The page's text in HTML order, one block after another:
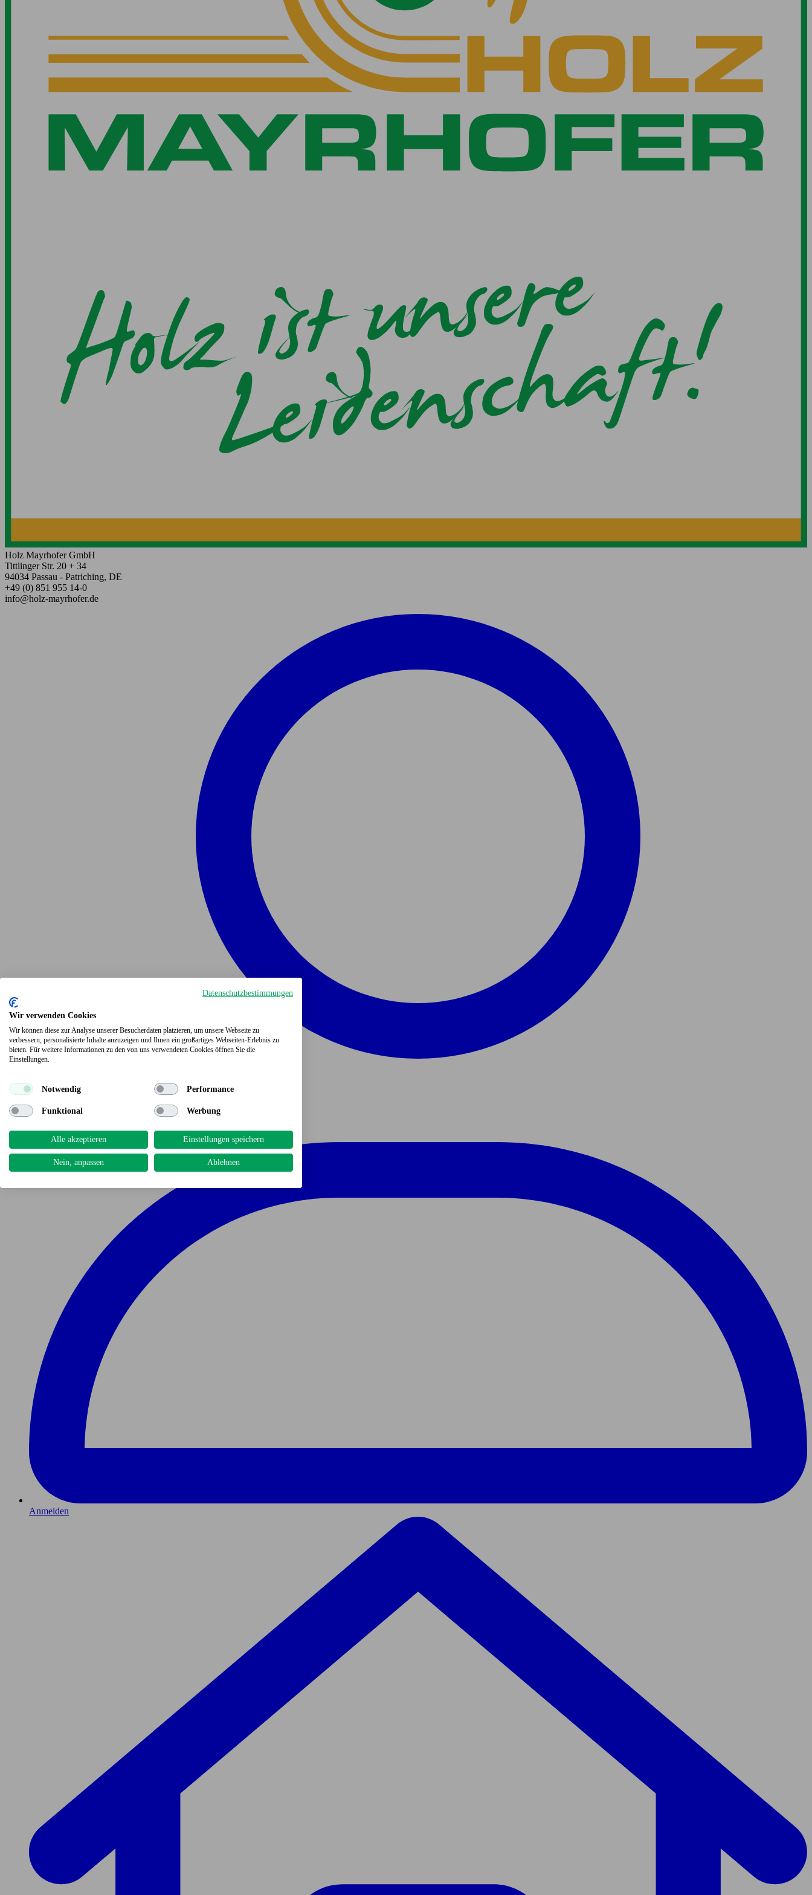
Holz Mayrhofer GmbH
Tittlinger Str. 20 + 34
94034 Passau - Patriching, DE
+49 (0) 851 955 14-0
info@holz-mayrhofer.de
Anmelden
Datenschutzbestimmungen
Wir verwenden Cookies
Wir können diese zur Analyse unserer Besucherdaten platzieren, um unsere Webseite zu
verbessern, personalisierte Inhalte anzuzeigen und Ihnen ein großartiges Webseiten-Erlebnis zu
bieten. Für weitere Informationen zu den von uns verwendeten Cookies öffnen Sie die
Einstellungen.
Notwendig Performance
Funktional Werbung
Alle akzeptieren Einstellungen speichern
Nein, anpassen Ablehnen